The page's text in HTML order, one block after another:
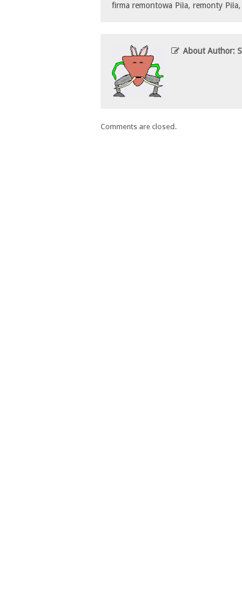
firma remontowa Piła, remonty Piła,
About Author:
Comments are closed.